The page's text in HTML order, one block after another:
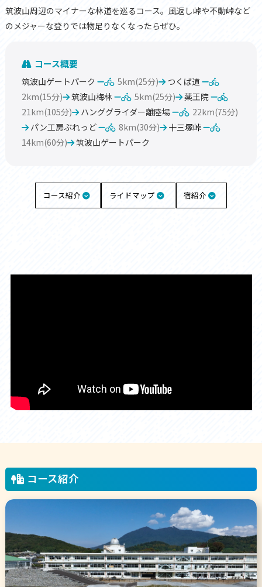
筑波山周辺のマイナーな林道を巡るコース。風返し峠や不動峠など
のメジャーな登りでは物足りなくなったらぜひ。
コース概要
筑波山ゲートパーク 5km(25分)
つくば道
2km(15分)
筑波山梅林 5km(25分)
薬王院
21km(105分)
ハンググライダー離陸場
22km(75分)
パン工房ぶれっど
8km(30分)
十三塚峠
14km(60分)
筑波山ゲートパーク
コース紹介 ライドマップ 宿紹介
コース紹介